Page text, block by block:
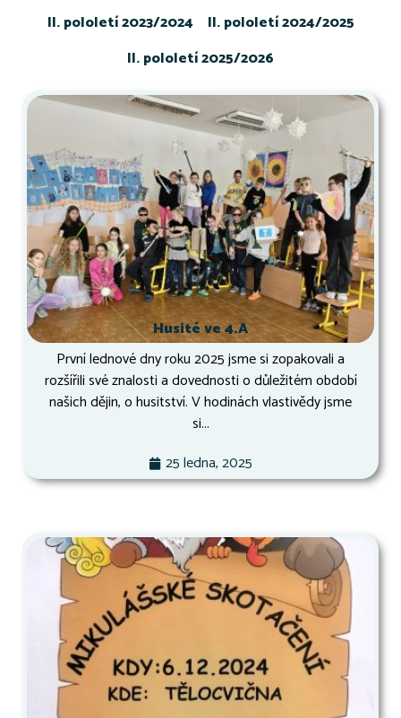
II. pololetí 2023/2024
II. pololetí 2024/2025
II. pololetí 2025/2026
Husité ve 4.A
První lednové dny roku 2025 jsme si zopakovali a
rozšířili své znalosti a dovednosti o důležitém období
našich dějin, o husitství. V hodinách vlastivědy jsme
si...
25 ledna, 2025